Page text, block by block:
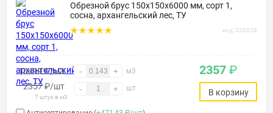
Обрезной брус 150х150х6000 мм, сорт 1,
сосна, архангельский лес, ТУ
код: 020028
16499 ₽/м3 - + м3
2357₽/шт
7 штук в м3
- + шт
2357 ₽
В корзину